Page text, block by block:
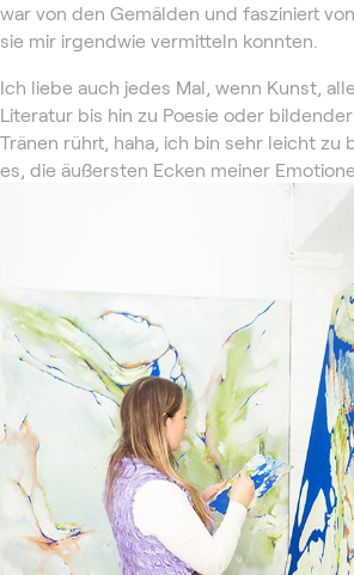
war von den Gemälden und fasziniert
sie mir irgendwie vermitteln konnten.
Ich liebe auch jedes Mal, wenn Kunst,
Literatur bis hin zu Poesie oder
Tränen rührt, haha, ich bin sehr leicht zu
es, die äußersten Ecken meiner